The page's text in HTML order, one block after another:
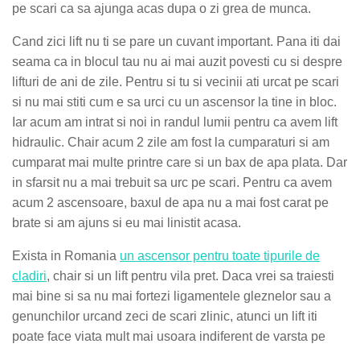
pe scari ca sa ajunga acas dupa o zi grea de munca.
Cand zici lift nu ti se pare un cuvant important. Pana iti dai
seama ca in blocul tau nu ai mai auzit povesti cu si despre
lifturi de ani de zile. Pentru si tu si vecinii ati urcat pe scari
si nu mai stiti cum e sa urci cu un ascensor la tine in bloc.
Iar acum am intrat si noi in randul lumii pentru ca avem lift
hidraulic. Chair acum 2 zile am fost la cumparaturi si am
cumparat mai multe printre care si un bax de apa plata. Dar
in sfarsit nu a mai trebuit sa urc pe scari. Pentru ca avem
acum 2 ascensoare, baxul de apa nu a mai fost carat pe
brate si am ajuns si eu mai linistit acasa.
Exista in Romania un ascensor pentru toate tipurile de
cladiri, chair si un lift pentru vila pret. Daca vrei sa traiesti
mai bine si sa nu mai fortezi ligamentele gleznelor sau a
genunchilor urcand zeci de scari zlinic, atunci un lift iti
poate face viata mult mai usoara indiferent de varsta pe